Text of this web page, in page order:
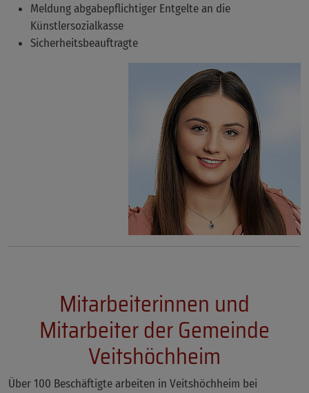
Meldung abgabepflichtiger Entgelte an die
Künstlersozialkasse
Sicherheitsbeauftragte
Mitarbeiterinnen und
Mitarbeiter der Gemeinde
Veitshöchheim
Über 100 Beschäftigte arbeiten in Veitshöchheim bei